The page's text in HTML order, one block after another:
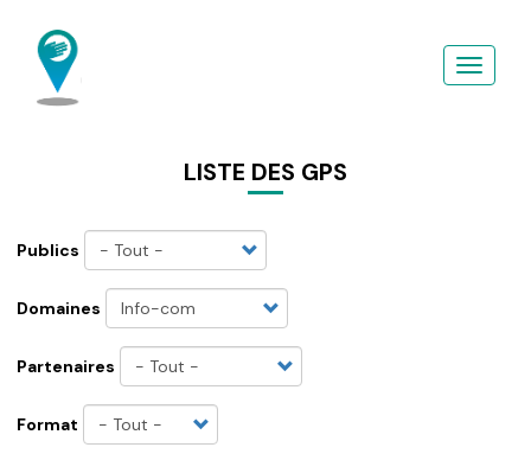
contenu
principal
LISTE DES GPS
Publics
Domaines
Partenaires
Format